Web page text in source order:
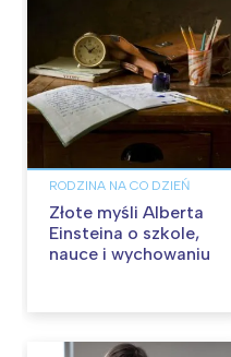
RODZINA NA CO DZIEŃ
Złote myśli Alberta
Einsteina o szkole,
nauce i wychowaniu